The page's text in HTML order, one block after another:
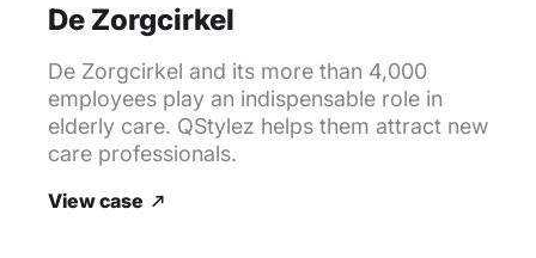
De Zorgcirkel
De Zorgcirkel and its more than 4,000
employees play an indispensable role in
elderly care. QStylez helps them attract new
care professionals.
View case